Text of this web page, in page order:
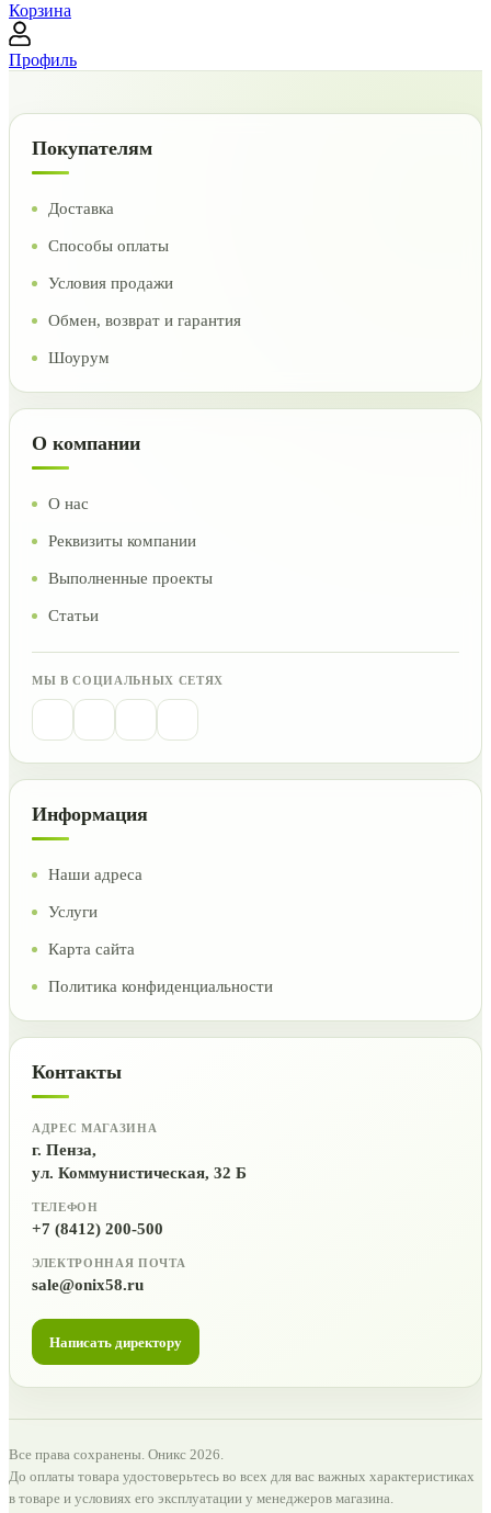
Корзина
Профиль
Покупателям
Доставка
Способы оплаты
Условия продажи
Обмен, возврат и гарантия
Шоурум
О компании
О нас
Реквизиты компании
Выполненные проекты
Статьи
МЫ В СОЦИАЛЬНЫХ СЕТЯХ
Информация
Наши адреса
Услуги
Карта сайта
Политика конфиденциальности
Контакты
АДРЕС МАГАЗИНА
г. Пенза,
ул. Коммунистическая, 32 Б
ТЕЛЕФОН
+7 (8412) 200-500
ЭЛЕКТРОННАЯ ПОЧТА
sale@onix58.ru
Написать директору
Все права сохранены. Оникс 2026.
До оплаты товара удостоверьтесь во всех для вас важных характеристиках
в товаре и условиях его эксплуатации у менеджеров магазина.